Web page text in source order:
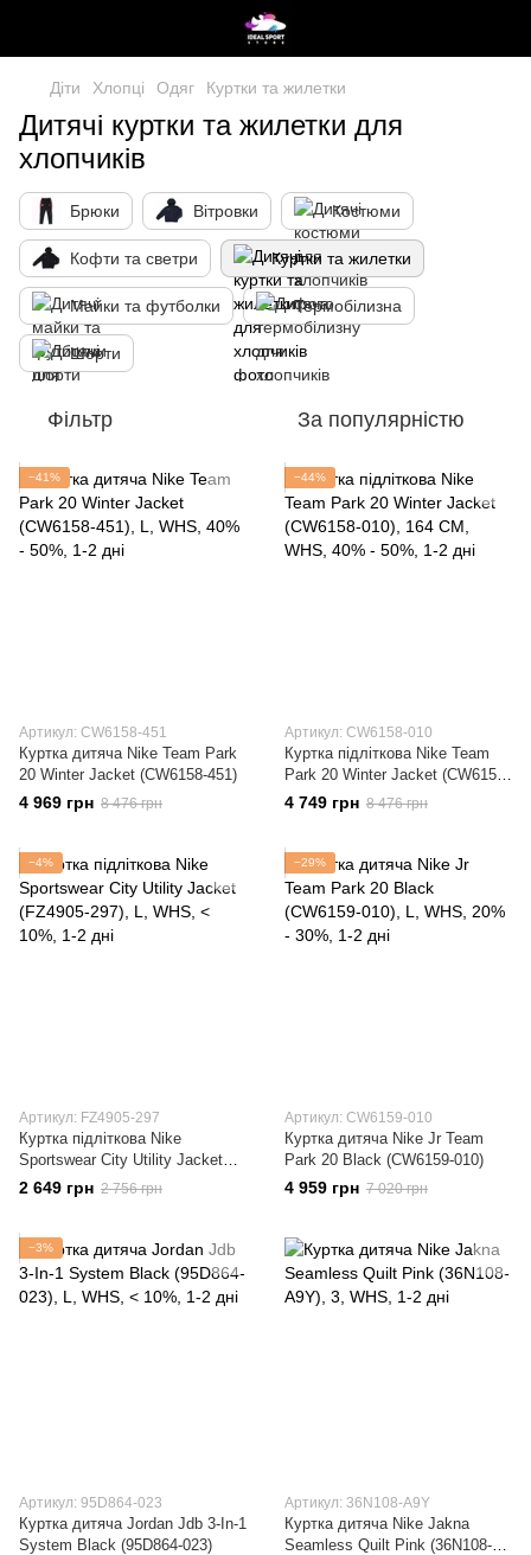
Діти Хлопці Одяг Куртки та жилетки
Дитячі куртки та жилетки для
хлопчиків
Брюки Вітровки Костюми
Кофти та светри Куртки та жилетки
Майки та футболки Термобілизна
Шорти
Фільтр За популярністю
−41%
Артикул: CW6158-451
Куртка дитяча Nike Team Park
20 Winter Jacket (CW6158-451)
4 969 грн 8 476 грн
−44%
Артикул: CW6158-010
Куртка підліткова Nike Team
Park 20 Winter Jacket (CW6158-
010)
4 749 грн 8 476 грн
−4%
Артикул: FZ4905-297
Куртка підліткова Nike
Sportswear City Utility Jacket
(FZ4905-297)
2 649 грн 2 756 грн
−29%
Артикул: CW6159-010
Куртка дитяча Nike Jr Team
Park 20 Black (CW6159-010)
4 959 грн 7 020 грн
−3%
Артикул: 95D864-023
Куртка дитяча Jordan Jdb 3-In-1
System Black (95D864-023)
Артикул: 36N108-A9Y
Куртка дитяча Nike Jakna
Seamless Quilt Pink (36N108-